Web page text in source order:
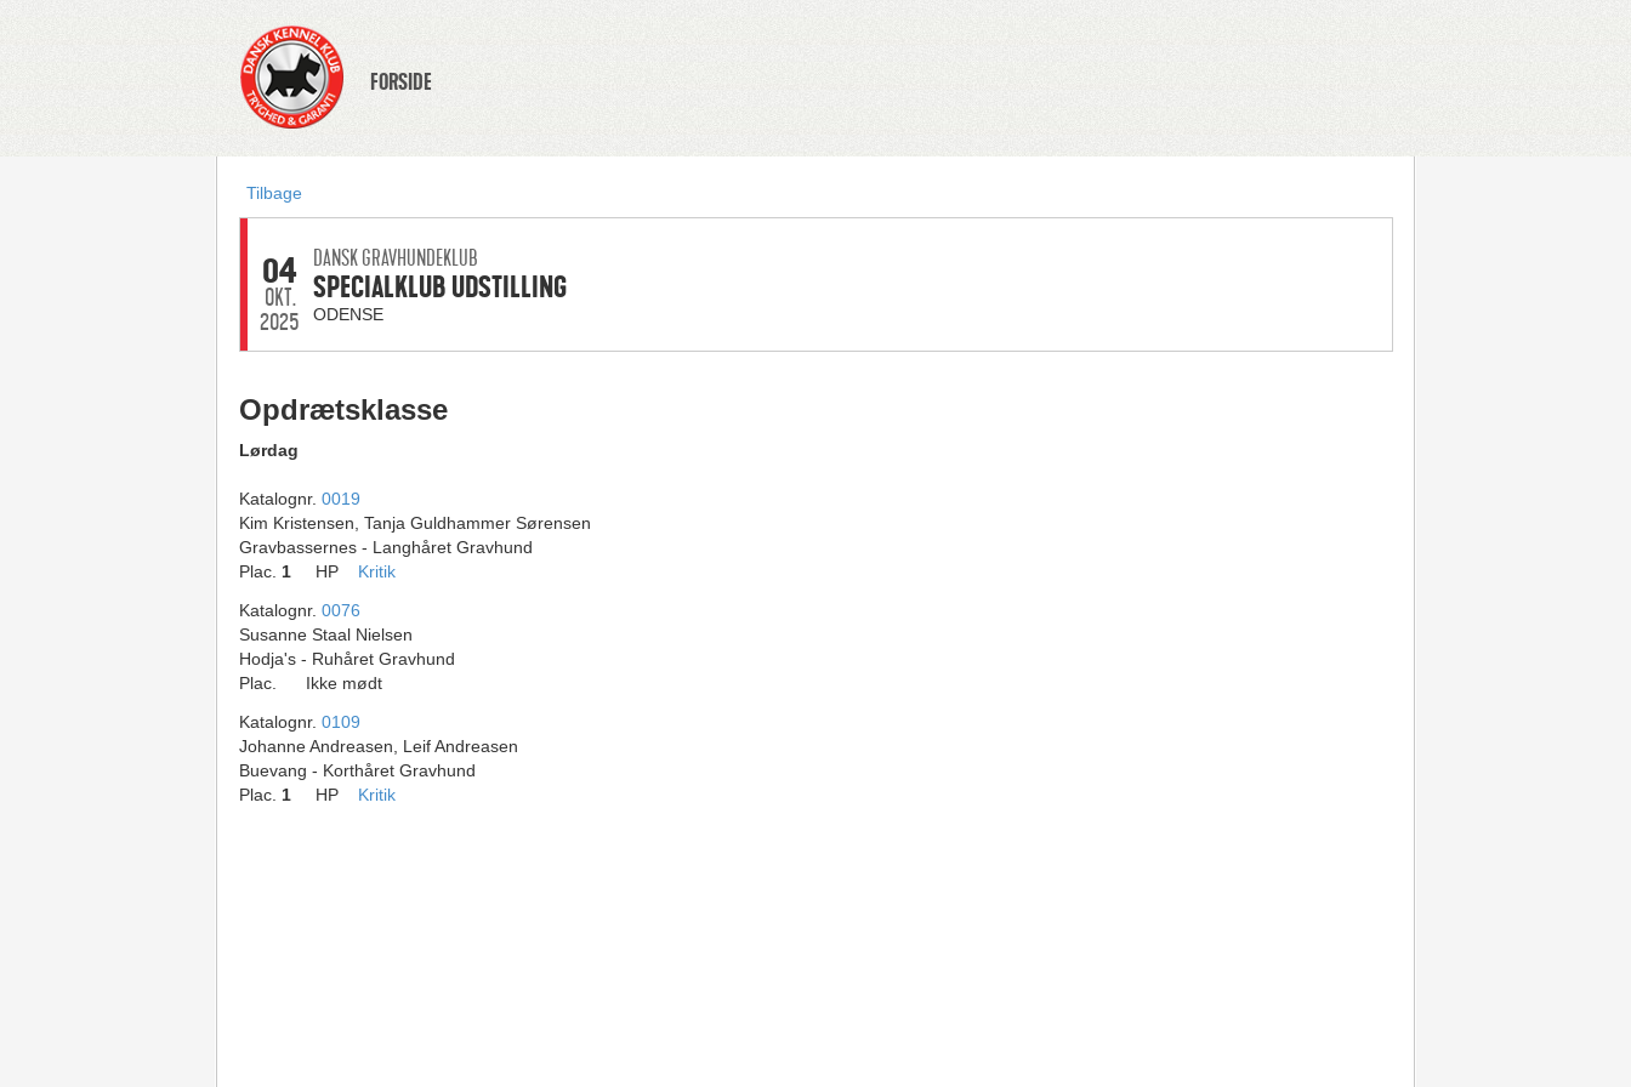
FORSIDE
Tilbage
04
OKT.
2025
DANSK GRAVHUNDEKLUB
SPECIALKLUB UDSTILLING
ODENSE
Opdrætsklasse
Lørdag
Katalognr. 0019
Kim Kristensen, Tanja Guldhammer Sørensen
Gravbassernes - Langhåret Gravhund
Plac. 1 HP Kritik
Katalognr. 0076
Susanne Staal Nielsen
Hodja's - Ruhåret Gravhund
Plac.
Ikke mødt
Katalognr. 0109
Johanne Andreasen, Leif Andreasen
Buevang - Korthåret Gravhund
Plac. 1 HP Kritik